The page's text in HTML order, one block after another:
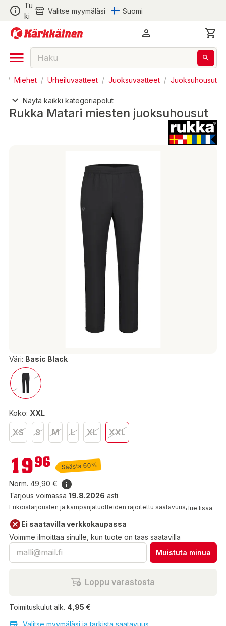
Tu
ki
Valitse myymäläsi Suomi
/ Miehet / Urheiluvaatteet / Juoksuvaatteet / Juoksuhousut
Näytä kaikki kategoriapolut
Rukka Matari miesten juoksuhousut
Väri: Basic Black
Koko: XXL
XS S M L XL XXL
19,96 €
1996 Säästä 60%
Norm.49,90 €
Tarjous voimassa 19.8.2026 asti
Erikoistarjousten ja kampanjatuotteiden rajoitettu saatavuus,lue lisää.
Ei saatavilla verkkokaupassa
Voimme ilmoittaa sinulle, kun tuote on taas saatavilla
Muistuta minua
Loppu varastosta
Toimituskulut alk. 4,95 €
Valitse myymäläsi ja tarkista saatavuus